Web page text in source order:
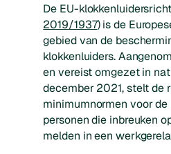
De EU-
2019/1937) is de
gebied van de
klokkenluiders.
en vereist omgezet in
december 2021, stelt de
minimumnormen voor
personen die inbreuken
melden in een